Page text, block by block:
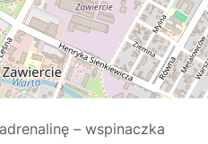
– wspinaczka